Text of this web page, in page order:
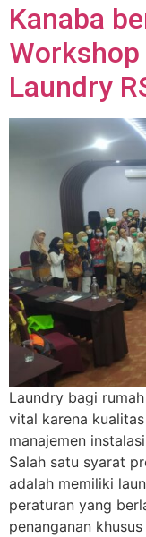
Kanaba
Laundry
Laundry bagi
vital karena
manajemen
Salah satu syarat
adalah memiliki
peraturan yang
penanganan